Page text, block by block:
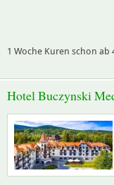
1 Woche Kuren schon ab
Hotel Buczynski